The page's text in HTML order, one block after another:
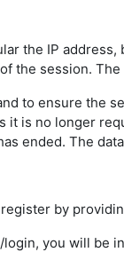
the IP
the session.
to ensure the
it is no longer
ended. The
by
you will be